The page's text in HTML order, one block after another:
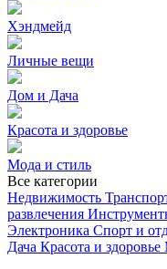
Хэндмейд
Личные вещи
Дом и Дача
Красота и здоровье
Мода и стиль
Все категории
Недвижимость
развлечения
Электроника Спорт и
Дача Красота и здоровье